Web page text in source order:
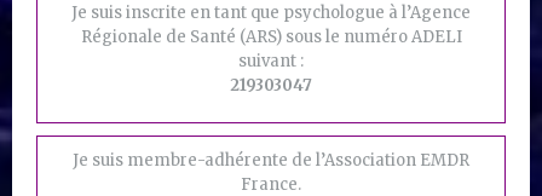
Je suis inscrite en tant que psychologue à l’Agence
Régionale de Santé (ARS) sous le numéro ADELI
suivant :
219303047
Je suis membre-adhérente de l’Association EMDR
France.